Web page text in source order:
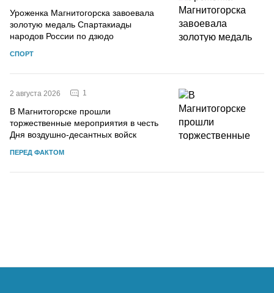
Уроженка Магнитогорска завоевала
золотую медаль Спартакиады
народов России по дзюдо
СПОРТ
2 августа 2026 1
В Магнитогорске прошли
торжественные мероприятия в честь
Дня воздушно-десантных войск
ПЕРЕД ФАКТОМ